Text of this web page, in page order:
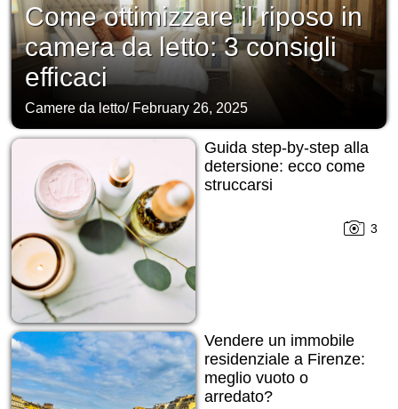
Come ottimizzare il riposo in
camera da letto: 3 consigli
efficaci
Camere da letto/ February 26, 2025
Guida step-by-step alla
detersione: ecco come
struccarsi
3
Vendere un immobile
residenziale a Firenze:
meglio vuoto o
arredato?